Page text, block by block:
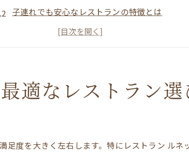
子連れでも安心なレストランの特徴とは
ジャンル豊富なレストランで満足度アップ
ルネッサンスのレストラン比較ポイント
多彩なレストラン体験が叶う食事プランのコツ
レストランを活用したプラン作成術
朝昼夜で変わるレストランの楽しみ方
適なレストラン選
足度を大きく左右します。特にレストラン ル